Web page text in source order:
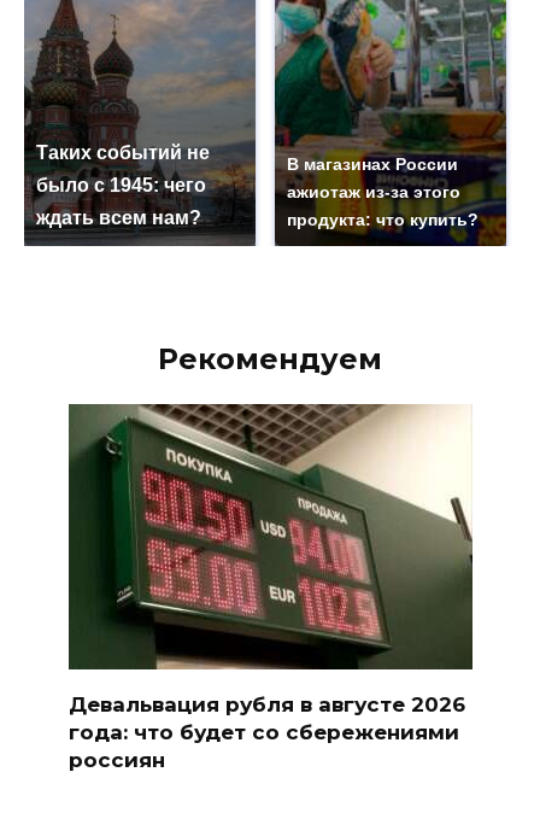
Таких событий не
было с 1945: чего
ждать всем нам?
В магазинах России
ажиотаж из-за этого
продукта: что купить?
Рекомендуем
Девальвация рубля в августе 2026
года: что будет со сбережениями
россиян